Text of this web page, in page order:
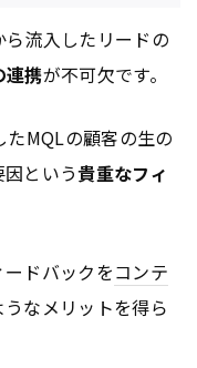
流入したリードの
連携が不可欠です。
たMQLの顧客の生の
という貴重なフィ
ドバックをコンテ
なメリットを得ら